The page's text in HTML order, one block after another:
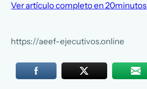
Ver artículo completo en 20minutos
https://aeef-ejecutivos.online